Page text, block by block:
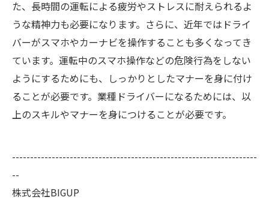
た、長時間の運転による疲労やストレスに耐えられるよ
うな精神力も必要になります。さらに、近年ではドライ
バーがスマホやカーナビを操作することも多くなってき
ています。運転中のスマホ操作などの危険行為をしない
ようにするためにも、しっかりとしたマナーを身に付け
ることが必要です。業種ドライバーになるためには、以
上のスキルやマナーを身につけることが必要です。
--------------------------------------------------------------------
--
株式会社BIGUP